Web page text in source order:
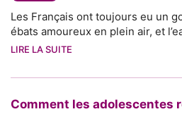
Les Français ont toujours eu un
ébats amoureux en plein air, et
LIRE LA SUITE
Comment les adolescentes